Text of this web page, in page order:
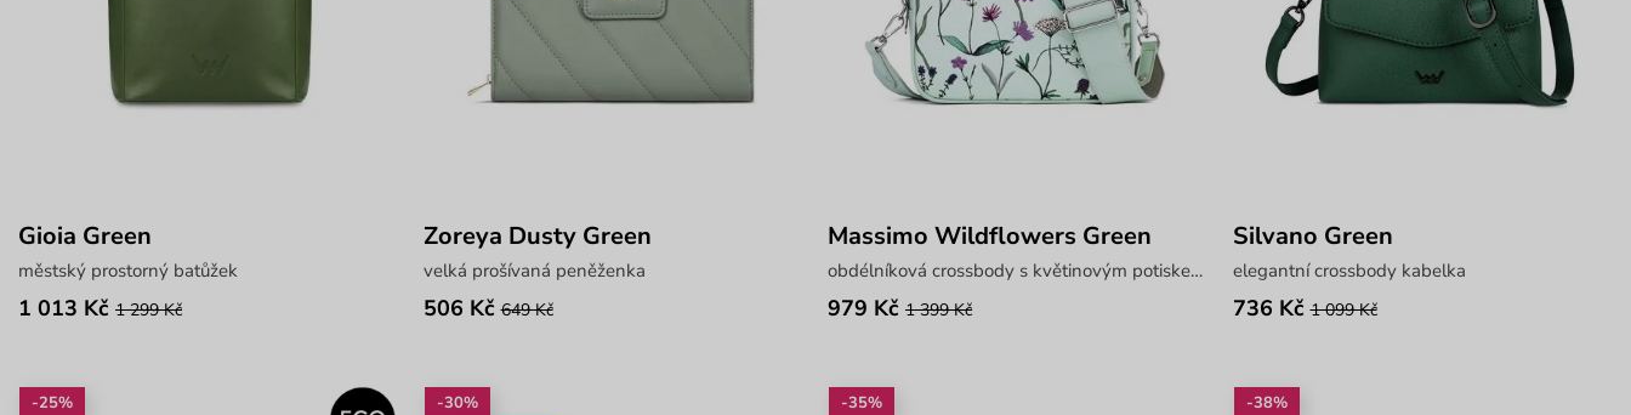
Gioia Green
městský prostorný batůžek
1 013 Kč 1 299 Kč
Zoreya Dusty Green
velká prošívaná peněženka
506 Kč 649 Kč
Massimo Wildflowers Green
obdélníková crossbody s květinovým potiskem a výšivkou
979 Kč 1 399 Kč
Silvano Green
elegantní crossbody kabelka
736 Kč 1 099 Kč
-25%
-30%
-35% -38%